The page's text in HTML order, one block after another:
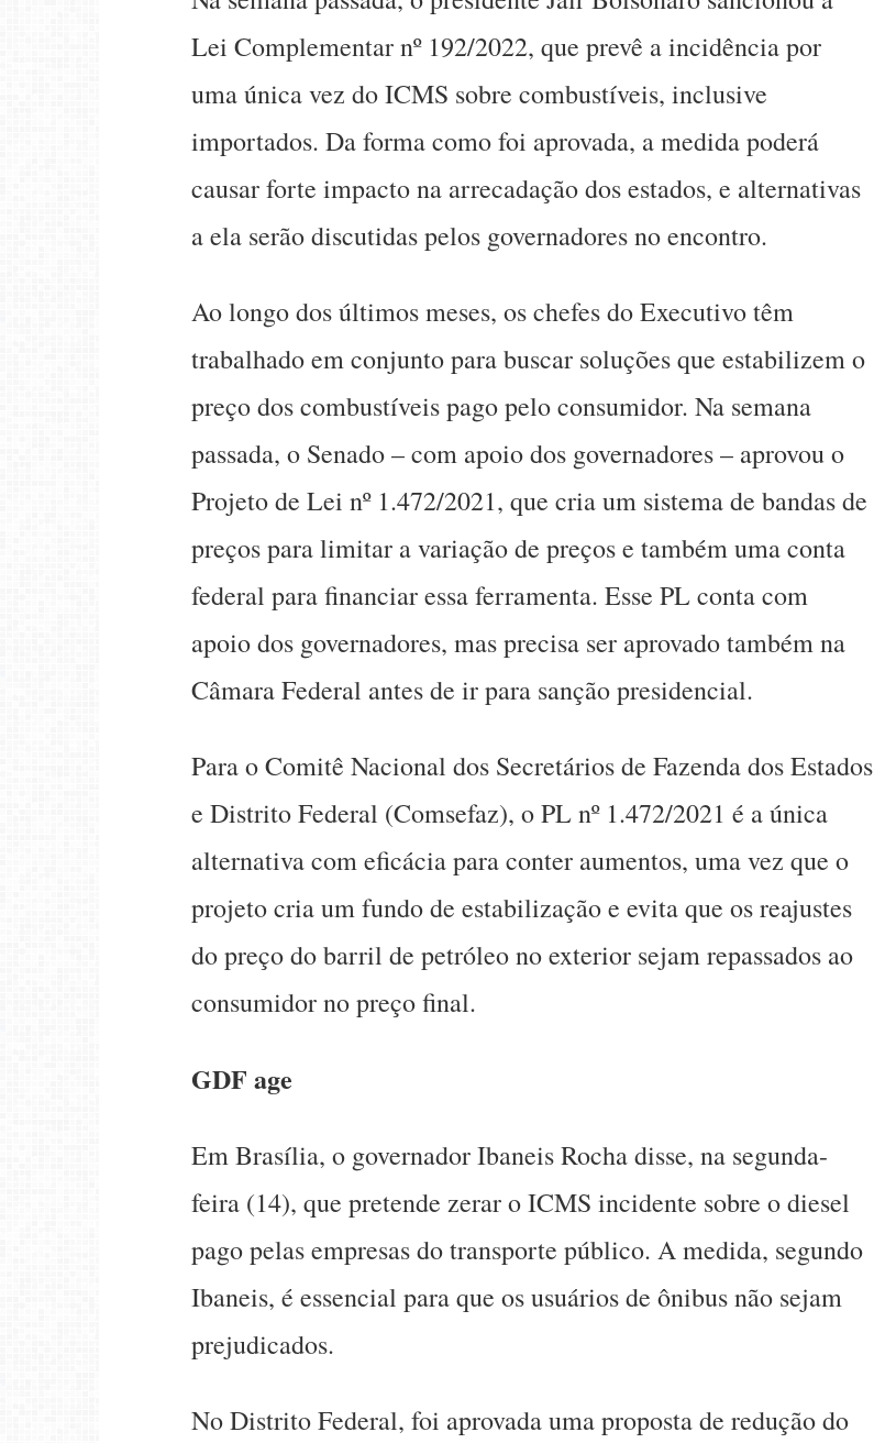
Lei Complementar nº 192/2022, que prevê a incidência por
uma única vez do ICMS sobre combustíveis, inclusive
importados. Da forma como foi aprovada, a medida poderá
causar forte impacto na arrecadação dos estados, e alternativas
a ela serão discutidas pelos governadores no encontro.
Ao longo dos últimos meses, os chefes do Executivo têm
trabalhado em conjunto para buscar soluções que estabilizem o
preço dos combustíveis pago pelo consumidor. Na semana
passada, o Senado – com apoio dos governadores – aprovou o
Projeto de Lei nº 1.472/2021, que cria um sistema de bandas de
preços para limitar a variação de preços e também uma conta
federal para financiar essa ferramenta. Esse PL conta com
apoio dos governadores, mas precisa ser aprovado também na
Câmara Federal antes de ir para sanção presidencial.
Para o Comitê Nacional dos Secretários de Fazenda dos Estados
e Distrito Federal (Comsefaz), o PL nº 1.472/2021 é a única
alternativa com eficácia para conter aumentos, uma vez que o
projeto cria um fundo de estabilização e evita que os reajustes
do preço do barril de petróleo no exterior sejam repassados ao
consumidor no preço final.
GDF age
Em Brasília, o governador Ibaneis Rocha disse, na segunda-
feira (14), que pretende zerar o ICMS incidente sobre o diesel
pago pelas empresas do transporte público. A medida, segundo
Ibaneis, é essencial para que os usuários de ônibus não sejam
prejudicados.
No Distrito Federal, foi aprovada uma proposta de redução do